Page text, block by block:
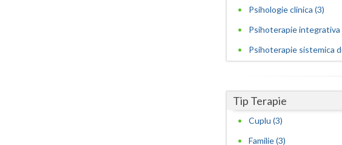
Salaj
Satu-
Sibiu
Psihologie clinica (3)
Psihoterapie integrativa
Psihoterapie sistemica
Tip Terapie
Cuplu (3)
Familie (3)